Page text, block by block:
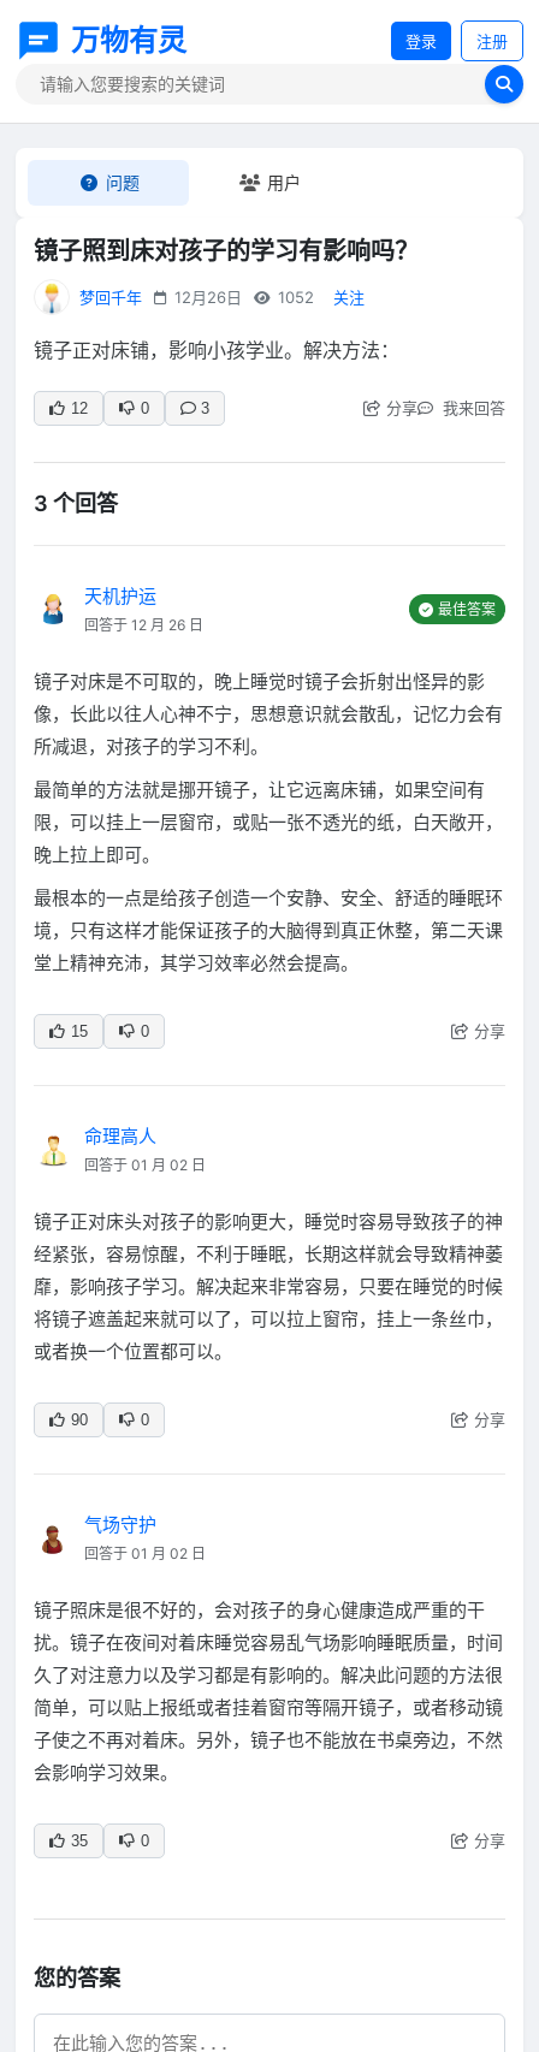
万物有灵 登录 注册
问题 用户
镜子照到床对孩子的学习有影响吗？
梦回千年 12月26日 1052 关注
镜子正对床铺，影响小孩学业。解决方法：
12 0 3 分享 我来回答
3 个回答
天机护运
回答于 12 月 26 日
最佳答案
镜子对床是不可取的，晚上睡觉时镜子会折射出怪异的影
像，长此以往人心神不宁，思想意识就会散乱，记忆力会有
所减退，对孩子的学习不利。
最简单的方法就是挪开镜子，让它远离床铺，如果空间有
限，可以挂上一层窗帘，或贴一张不透光的纸，白天敞开，
晚上拉上即可。
最根本的一点是给孩子创造一个安静、安全、舒适的睡眠环
境，只有这样才能保证孩子的大脑得到真正休整，第二天课
堂上精神充沛，其学习效率必然会提高。
15 0 分享
命理高人
回答于 01 月 02 日
镜子正对床头对孩子的影响更大，睡觉时容易导致孩子的神
经紧张，容易惊醒，不利于睡眠，长期这样就会导致精神萎
靡，影响孩子学习。解决起来非常容易，只要在睡觉的时候
将镜子遮盖起来就可以了，可以拉上窗帘，挂上一条丝巾，
或者换一个位置都可以。
90 0 分享
气场守护
回答于 01 月 02 日
镜子照床是很不好的，会对孩子的身心健康造成严重的干
扰。镜子在夜间对着床睡觉容易乱气场影响睡眠质量，时间
久了对注意力以及学习都是有影响的。解决此问题的方法很
简单，可以贴上报纸或者挂着窗帘等隔开镜子，或者移动镜
子使之不再对着床。另外，镜子也不能放在书桌旁边，不然
会影响学习效果。
35 0 分享
您的答案